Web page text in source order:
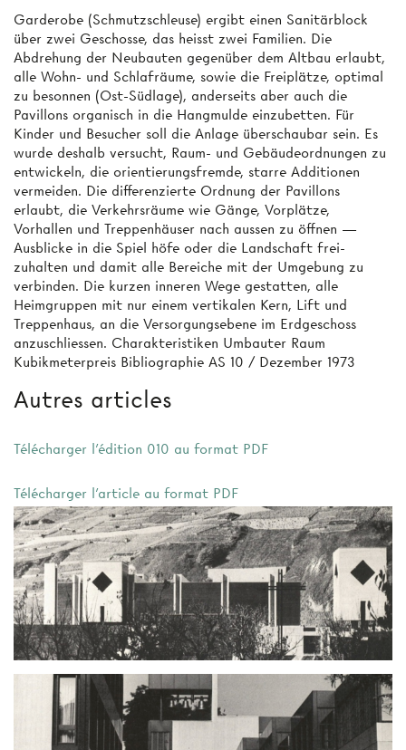
Garderobe (Schmutzschleuse) ergibt einen Sanitärblock
über zwei Geschosse, das heisst zwei Familien. Die
Abdrehung der Neubauten gegenüber dem Altbau erlaubt,
alle Wohn- und Schlafräume, sowie die Freiplätze, optimal
zu besonnen (Ost-Südlage), anderseits aber auch die
Pavillons organisch in die Hangmulde einzubetten. Für
Kinder und Besucher soll die Anlage überschaubar sein. Es
wurde deshalb versucht, Raum- und Gebäudeordnungen zu
entwickeln, die orientierungsfremde, starre Additionen
vermeiden. Die differenzierte Ordnung der Pavillons
erlaubt, die Verkehrsräume wie Gänge, Vorplätze,
Vorhallen und Treppenhäuser nach aussen zu öffnen —
Ausblicke in die Spiel­ höfe oder die Landschaft frei­
zuhalten und damit alle Bereiche mit der Umgebung zu
verbinden. Die kurzen inneren Wege gestatten, alle
Heimgruppen mit nur einem vertikalen Kern, Lift und
Treppenhaus, an die Versorgungsebene im Erdgeschoss
anzuschliessen. Charakteristiken Umbauter Raum
Kubikmeterpreis Bibliographie AS 10 / Dezember 1973
Autres articles
Télécharger l'édition 010 au format PDF
Télécharger l'article au format PDF